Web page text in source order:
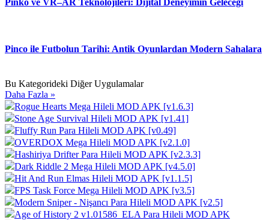
Pinco ile Futbolun Tarihi: Antik Oyunlardan Modern Sahalara
Bu Kategorideki Diğer Uygulamalar
Daha Fazla »
Rogue Hearts Mega Hileli MOD APK [v1.6.3]
Stone Age Survival Hileli MOD APK [v1.41]
Fluffy Run Para Hileli MOD APK [v0.49]
OVERDOX Mega Hileli MOD APK [v2.1.0]
Hashiriya Drifter Para Hileli MOD APK [v2.3.3]
Dark Riddle 2 Mega Hileli MOD APK [v4.5.0]
Hit And Run Elmas Hileli MOD APK [v1.1.5]
FPS Task Force Mega Hileli MOD APK [v3.5]
Modern Sniper - Nişancı Para Hileli MOD APK [v2.5]
Age of History 2 v1.01586_ELA Para Hileli MOD APK